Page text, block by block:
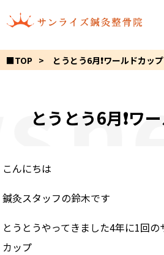
■TOP とうとう6月❗️ワールドカップ
とうとう6月❗️ワ
こんにちは
鍼灸スタッフの鈴木です
とうとうやってきました4年に1回
カップ